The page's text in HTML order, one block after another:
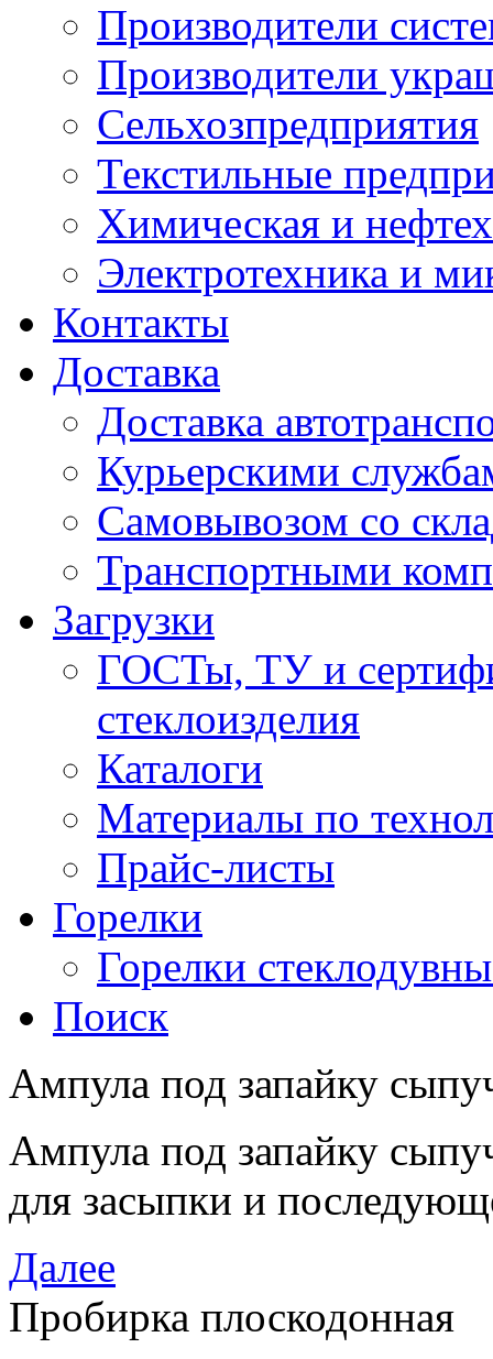
Производители
Производители
Сельхозпредприятия
Текстильные
Химическая и
Электротехника и
Контакты
Доставка
Доставка
Курьерскими
Самовывозом со
Транспортными
Загрузки
ГОСТы, ТУ и
стеклоизделия
Каталоги
Материалы по
Прайс-листы
Горелки
Горелки
Поиск
Ампула под запайку
Ампула под запайку
для засыпки и
Далее
Пробирка плоскодонная